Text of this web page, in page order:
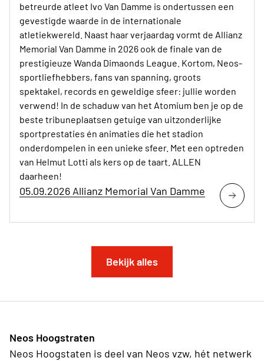
betreurde atleet Ivo Van Damme is ondertussen een
gevestigde waarde in de internationale
atletiekwereld. Naast haar verjaardag vormt de Allianz
Memorial Van Damme in 2026 ook de finale van de
prestigieuze Wanda Dimaonds League. Kortom, Neos-
sportliefhebbers, fans van spanning, groots
spektakel, records en geweldige sfeer: jullie worden
verwend! In de schaduw van het Atomium ben je op de
beste tribuneplaatsen getuige van uitzonderlijke
sportprestaties én animaties die het stadion
onderdompelen in een unieke sfeer. Met een optreden
van Helmut Lotti als kers op de taart. ALLEN
daarheen!
05.09.2026 Allianz Memorial Van Damme
Bekijk alles
Neos Hoogstraten
Neos Hoogstaten is deel van Neos vzw, hét netwerk